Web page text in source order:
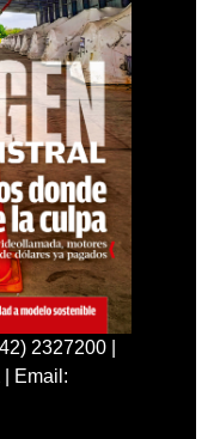
2327200 |
Email: